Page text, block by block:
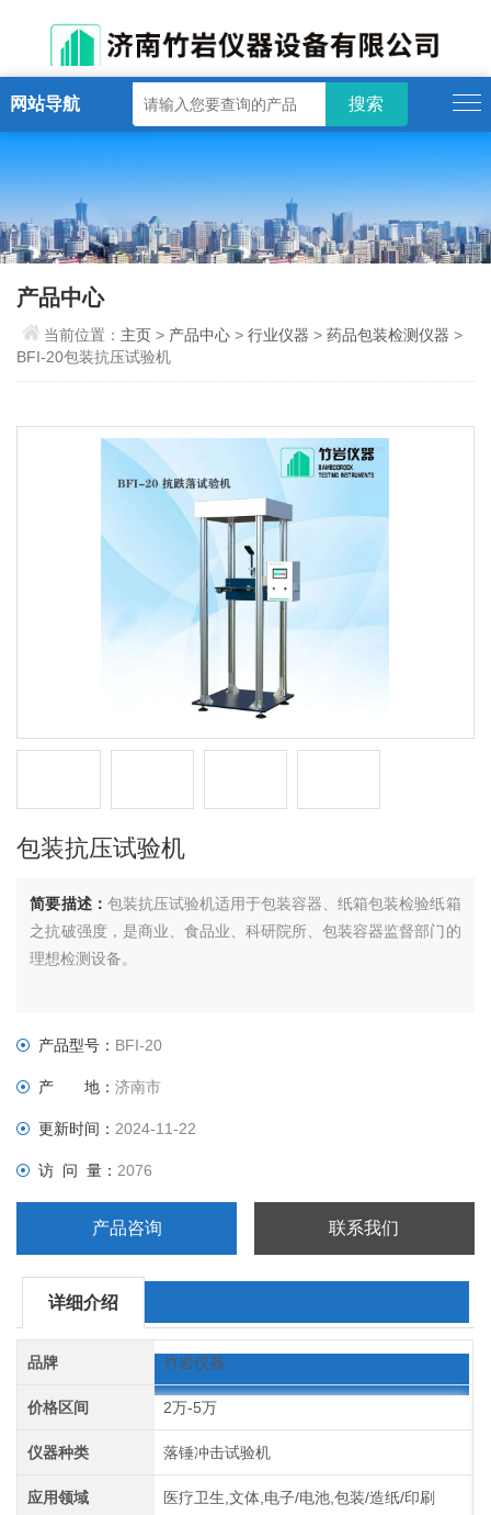
网站导航
产品中心
当前位置： 主页> 产品中心 >行业仪器 >药品包装检测仪器 >
BFI-20包装抗压试验机
包装抗压试验机
简要描述： 包装抗压试验机适用于包装容器、纸箱包装检验纸箱
之抗破强度，是商业、食品业、科研院所、包装容器监督部门的
理想检测设备。
产品型号： BFI-20
产 地：济南市
更新时间：2024-11-22
访 问 量：2076
产品咨询 联系我们
详细介绍
品牌 竹岩仪器
价格区间 2万-5万
仪器种类 落锤冲击试验机
应用领域 医疗卫生,文体,电子/电池,包装/造纸/印刷